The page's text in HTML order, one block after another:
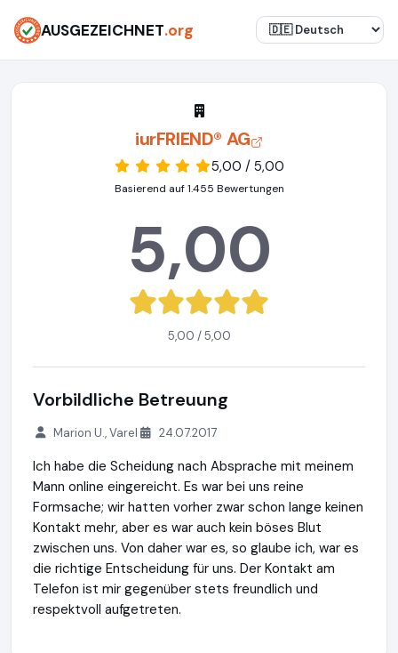
AUSGEZEICHNET.org
iurFRIEND® AG
5,00 / 5,00
Basierend auf 1.455 Bewertungen
5,00
5,00 / 5,00
Vorbildliche Betreuung
Marion U., Varel 24.07.2017
Ich habe die Scheidung nach Absprache mit meinem
Mann online eingereicht. Es war bei uns reine
Formsache; wir hatten vorher zwar schon lange keinen
Kontakt mehr, aber es war auch kein böses Blut
zwischen uns. Von daher war es, so glaube ich, war es
die richtige Entscheidung für uns. Der Kontakt am
Telefon ist mir gegenüber stets freundlich und
respektvoll aufgetreten.